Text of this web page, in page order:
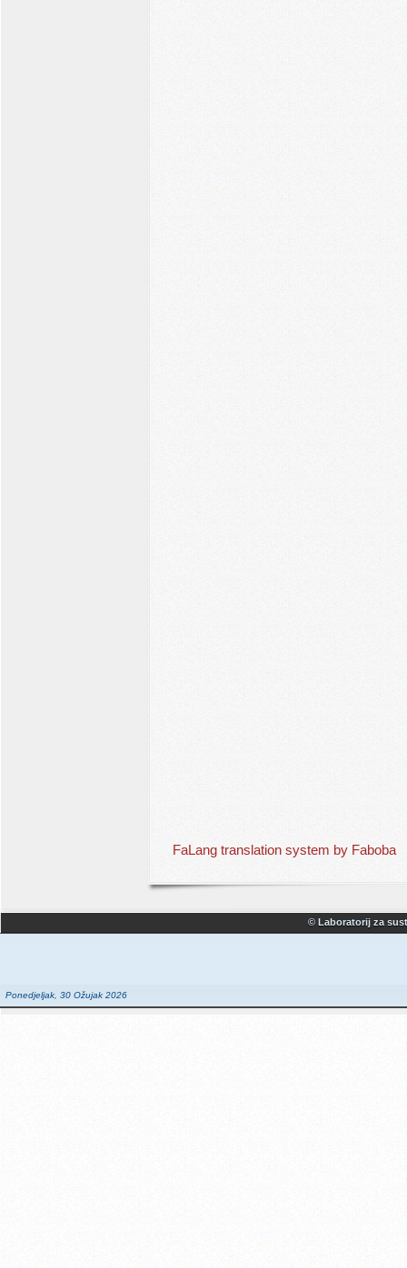
FaLang translation system by Faboba
© Laboratorij za
Ponedjeljak, 30 Ožujak 2026